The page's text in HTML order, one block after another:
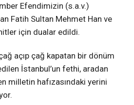
Efendimizin (s.a.v.)
Fatih Sultan Mehmet Han ve
için dualar edildi.
açıp çağ kapatan bir dönüm
İstanbul’un fethi, aradan
milletin hafızasındaki yerini